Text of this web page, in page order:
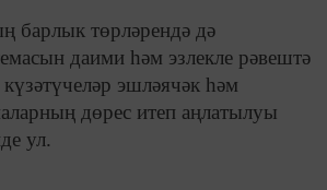
барлык төрләрендә дә
даими һәм эзлекле рәвештә
эшләячәк һәм
дөрес итеп аңлатылуы
ул.